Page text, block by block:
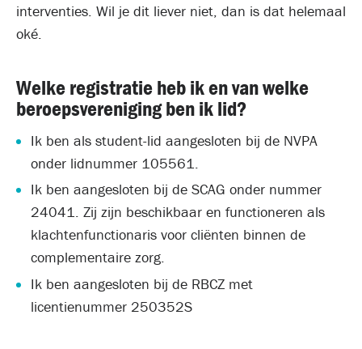
interventies. Wil je dit liever niet, dan is dat helemaal
oké.
Welke registratie heb ik en van welke
beroepsvereniging ben ik lid?
Ik ben als student-lid aangesloten bij de NVPA
onder lidnummer 105561.
Ik ben aangesloten bij de SCAG onder nummer
24041. Zij zijn beschikbaar en functioneren als
klachtenfunctionaris voor cliënten binnen de
complementaire zorg.
Ik ben aangesloten bij de RBCZ met
licentienummer 250352S